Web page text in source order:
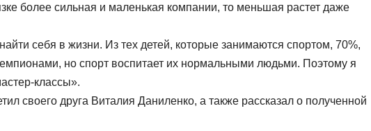
более сильная и маленькая компании, то меньшая растет даже
себя в жизни. Из тех детей, которые занимаются спортом, 70%,
но спорт воспитает их нормальными людьми. Поэтому я
классы».
своего друга Виталия Даниленко, а также рассказал о полученной